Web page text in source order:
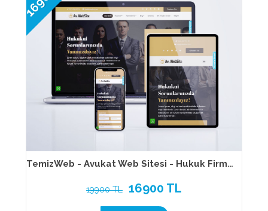
TemizWeb - Avukat Web Sitesi - Hukuk Firması Web Sitesi 172
19900 TL 16900 TL